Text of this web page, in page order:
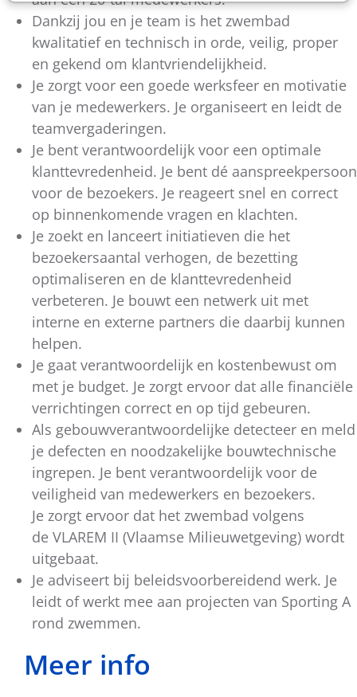
Dankzij jou en je team is het zwembad
kwalitatief en technisch in orde, veilig, proper
en gekend om klantvriendelijkheid.
Je zorgt voor een goede werksfeer en motivatie
van je medewerkers. Je organiseert en leidt de
teamvergaderingen.
Je bent verantwoordelijk voor een optimale
klanttevredenheid. Je bent dé aanspreekpersoon
voor de bezoekers. Je reageert snel en correct
op binnenkomende vragen en klachten.
Je zoekt en lanceert initiatieven die het
bezoekersaantal verhogen, de bezetting
optimaliseren en de klanttevredenheid
verbeteren. Je bouwt een netwerk uit met
interne en externe partners die daarbij kunnen
helpen.
Je gaat verantwoordelijk en kostenbewust om
met je budget. Je zorgt ervoor dat alle financiële
verrichtingen correct en op tijd gebeuren.
Als gebouwverantwoordelijke detecteer en meld
je defecten en noodzakelijke bouwtechnische
ingrepen. Je bent verantwoordelijk voor de
veiligheid van medewerkers en bezoekers.
Je zorgt ervoor dat het zwembad volgens
de VLAREM II (Vlaamse Milieuwetgeving) wordt
uitgebaat.
Je adviseert bij beleidsvoorbereidend werk. Je
leidt of werkt mee aan projecten van Sporting A
rond zwemmen.
Meer info